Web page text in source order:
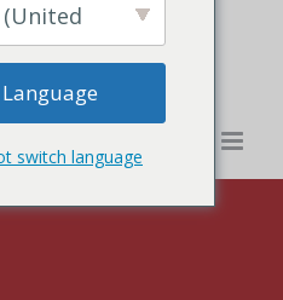
(United
switch language